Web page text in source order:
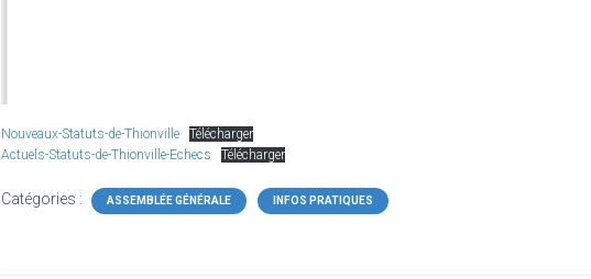
Nouveaux-Statuts-de-Thionville
Télécharger
Actuels-Statuts-de-Thionville-Echecs
Télécharger
Catégories : ASSEMBLÉE GÉNÉRALE INFOS PRATIQUES